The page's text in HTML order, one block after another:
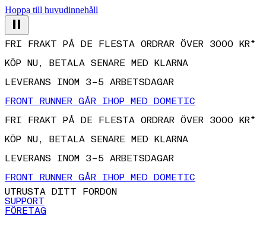
Hoppa till huvudinnehåll
KÖP NU, BETALA SENARE MED KLARNA
LEVERANS INOM 3–5 ARBETSDAGAR
FRONT RUNNER GÅR IHOP MED DOMETIC
FRI FRAKT PÅ DE FLESTA ORDRAR ÖVER 3000 KR*
KÖP NU, BETALA SENARE MED KLARNA
LEVERANS INOM 3–5 ARBETSDAGAR
FRONT RUNNER GÅR IHOP MED DOMETIC
UTRUSTA DITT FORDON
SUPPORT
FÖRETAG